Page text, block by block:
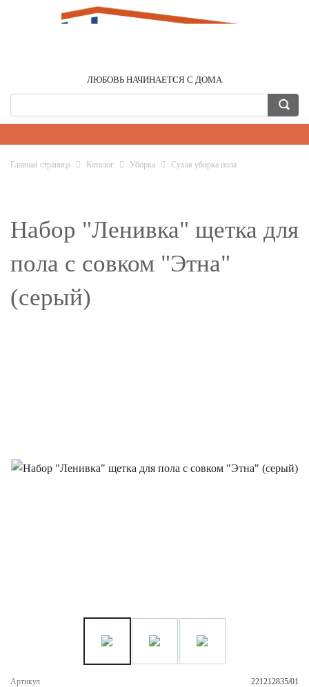
ЛЮБОВЬ НАЧИНАЕТСЯ С ДОМА
Главная страница Каталог Уборка Сухая уборка пола
Набор "Ленивка" щетка для
пола с совком "Этна"
(серый)
Артикул
221212835/01